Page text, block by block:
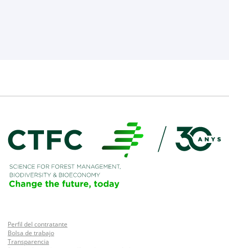
Perfil del contratante
Bolsa de trabajo
Transparencia